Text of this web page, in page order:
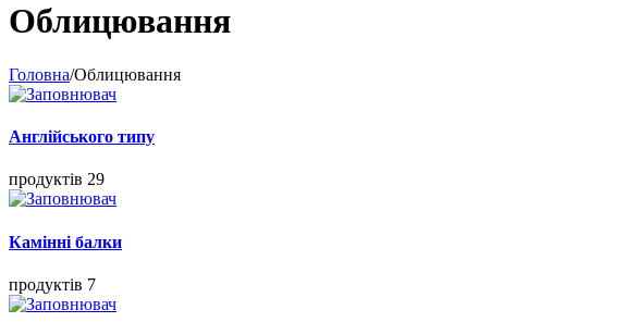
Облицювання
Головна/Облицювання
Англійського типу
продуктів 29
Камінні балки
продуктів 7